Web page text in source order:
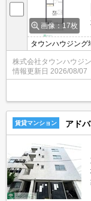
画像：17枚
タウンハウジング
できます・オンラ
株式会社タウンハウジ
情報更新日 2026/08/07
賃貸マンション アド